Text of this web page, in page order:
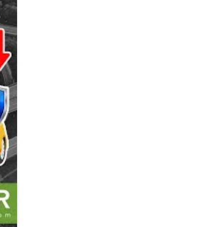
hábitos. Apostar por
el funcionamiento
cultura de
tecnológicos
Iniciativas como la
de la educación se